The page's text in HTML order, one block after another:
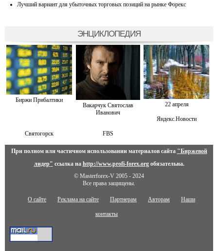
Лучший вариант для убыточных торговых позиций на рынке Форекс
ЭНЦИКЛОПЕДИЯ
Биржи Прибалтики
Вакарчук Святослав
Иванович
22 апреля
Яндекс.Новости
Святогорск FBS
При полном или частичном использовании материалов сайта "Биржевой
лидер" ссылка на http://www.profi-forex.orgобязательна.
© Masterforex-V 2005 - 2024
Все права защищены.
О сайте Реклама на сайте Партнерам Авторам Наши
контакты